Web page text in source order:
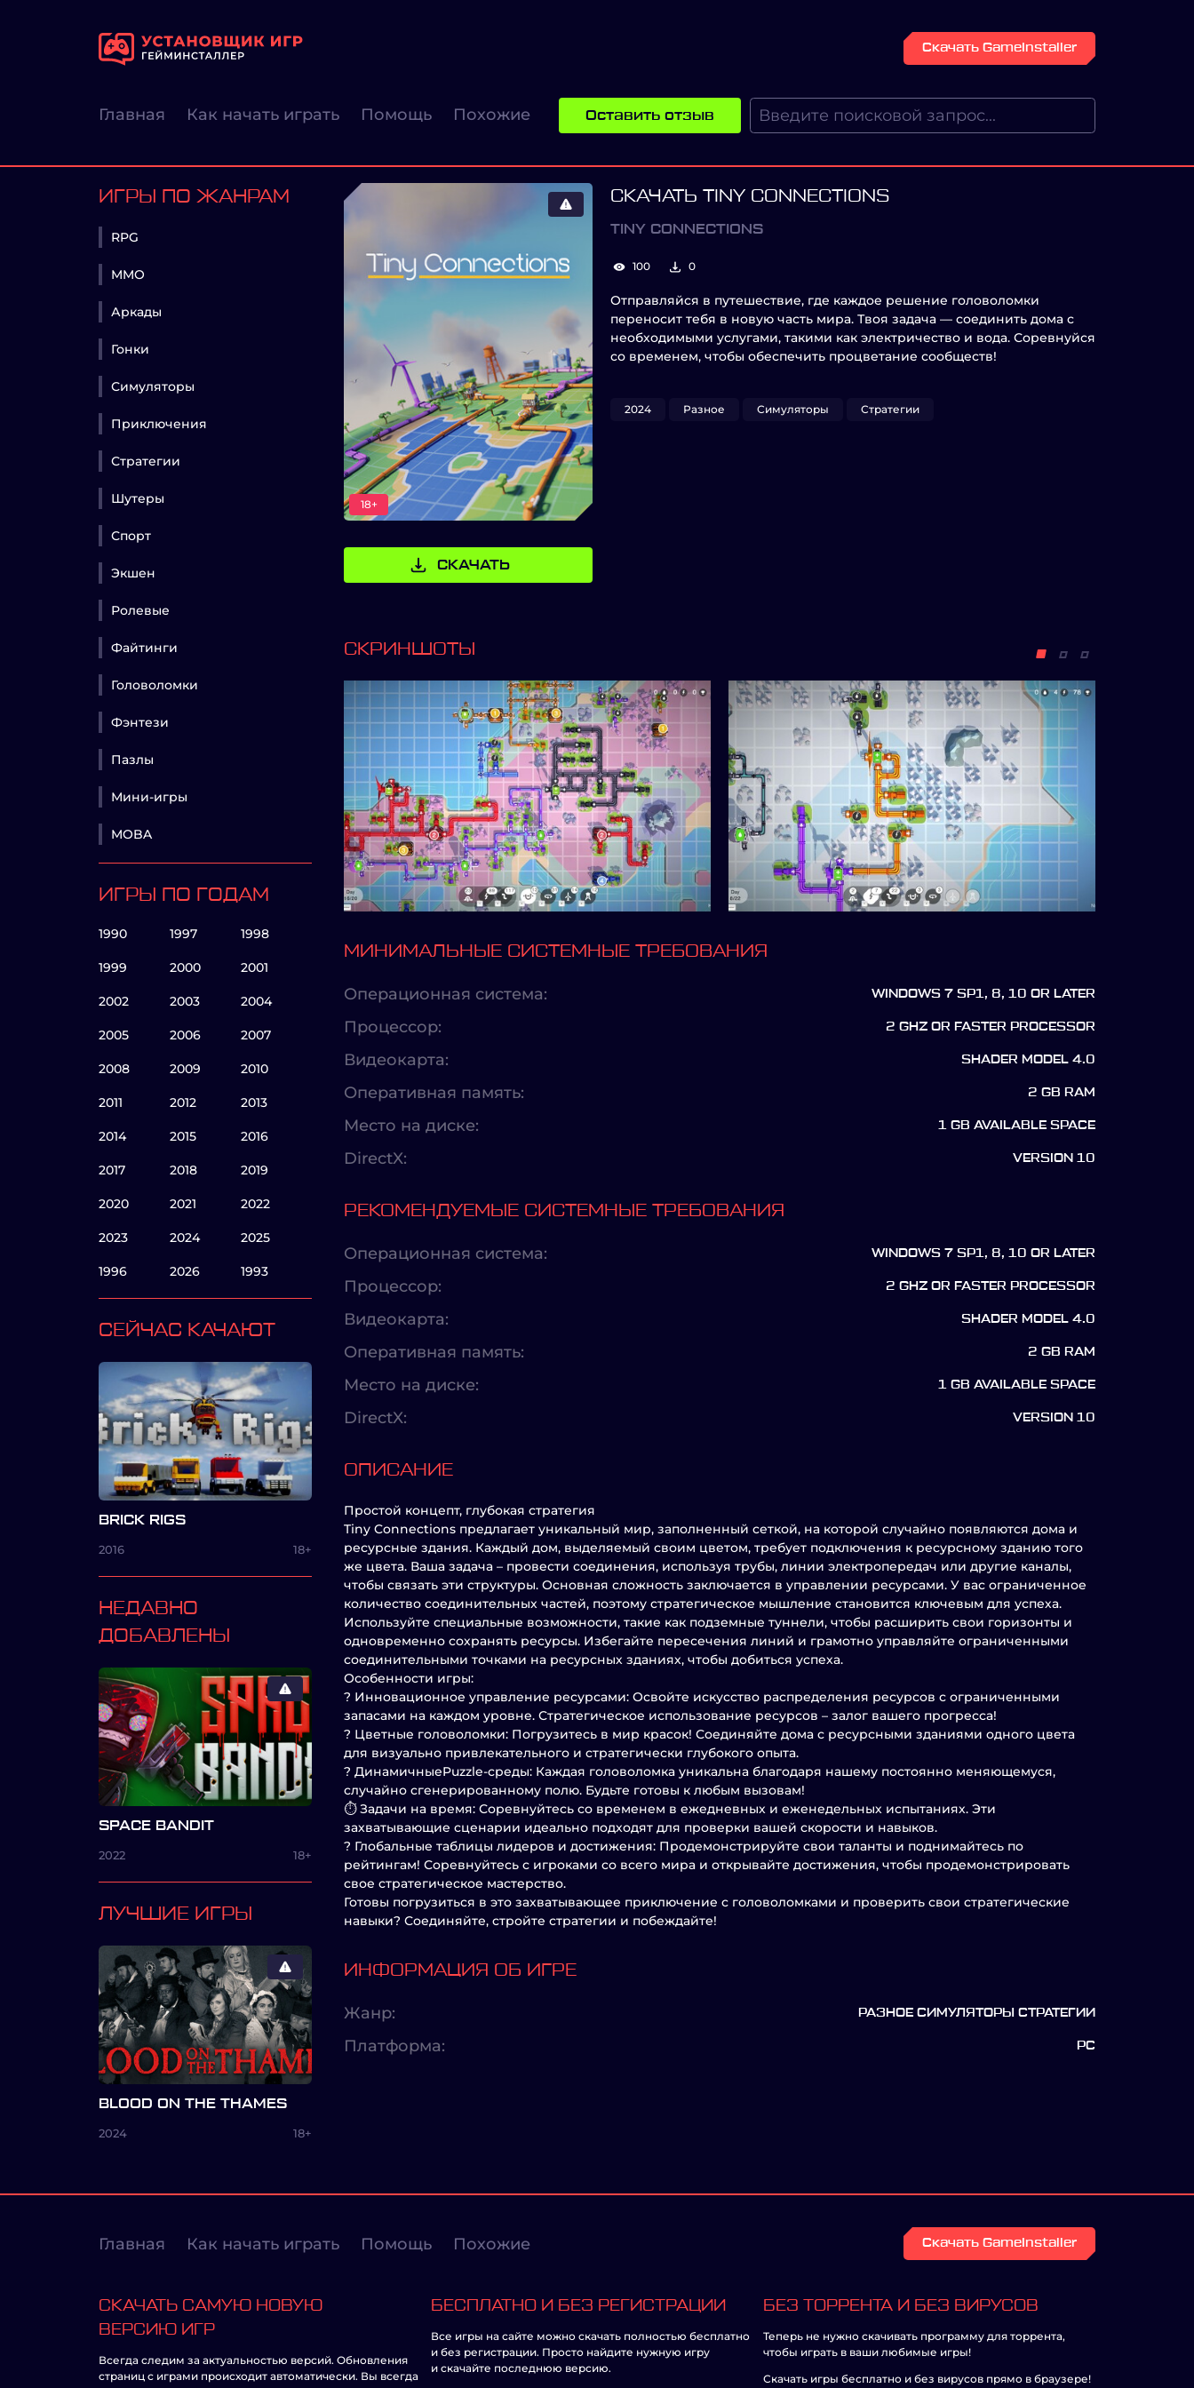
Скачать GameInstaller
Главная Как начать играть Помощь Похожие Оставить отзыв
ИГРЫ ПО ЖАНРАМ
RPG
MMO
Аркады
Гонки
Симуляторы
Приключения
Стратегии
Шутеры
Спорт
Экшен
Ролевые
Файтинги
Головоломки
Фэнтези
Пазлы
Мини-игры
MOBA
ИГРЫ ПО ГОДАМ
1990 1997 1998
1999 2000 2001
2002 2003 2004
2005 2006 2007
2008 2009 2010
2011 2012 2013
2014 2015 2016
2017 2018 2019
2020 2021 2022
2023 2024 2025
1996 2026 1993
СЕЙЧАС КАЧАЮТ
BRICK RIGS
2016 18+
НЕДАВНО
ДОБАВЛЕНЫ
SPACE BANDIT
2022 18+
ЛУЧШИЕ ИГРЫ
BLOOD ON THE THAMES
2024 18+
18+
СКАЧАТЬ
СКАЧАТЬ TINY CONNECTIONS
TINY CONNECTIONS
100 0
Отправляйся в путешествие, где каждое решение головоломки
переносит тебя в новую часть мира. Твоя задача — соединить дома с
необходимыми услугами, такими как электричество и вода. Соревнуйся
со временем, чтобы обеспечить процветание сообществ!
2024 Разное Симуляторы Стратегии
СКРИНШОТЫ
МИНИМАЛЬНЫЕ СИСТЕМНЫЕ ТРЕБОВАНИЯ
Операционная система: WINDOWS 7 SP1, 8, 10 OR LATER
Процессор: 2 GHZ OR FASTER PROCESSOR
Видеокарта: SHADER MODEL 4.0
Оперативная память: 2 GB RAM
Место на диске: 1 GB AVAILABLE SPACE
DirectX: VERSION 10
РЕКОМЕНДУЕМЫЕ СИСТЕМНЫЕ ТРЕБОВАНИЯ
Операционная система: WINDOWS 7 SP1, 8, 10 OR LATER
Процессор: 2 GHZ OR FASTER PROCESSOR
Видеокарта: SHADER MODEL 4.0
Оперативная память: 2 GB RAM
Место на диске: 1 GB AVAILABLE SPACE
DirectX: VERSION 10
ОПИСАНИЕ
Простой концепт, глубокая стратегия
Tiny Connections предлагает уникальный мир, заполненный сеткой, на которой случайно появляются дома и
ресурсные здания. Каждый дом, выделяемый своим цветом, требует подключения к ресурсному зданию того
же цвета. Ваша задача – провести соединения, используя трубы, линии электропередач или другие каналы,
чтобы связать эти структуры. Основная сложность заключается в управлении ресурсами. У вас ограниченное
количество соединительных частей, поэтому стратегическое мышление становится ключевым для успеха.
Используйте специальные возможности, такие как подземные туннели, чтобы расширить свои горизонты и
одновременно сохранять ресурсы. Избегайте пересечения линий и грамотно управляйте ограниченными
соединительными точками на ресурсных зданиях, чтобы добиться успеха.
Особенности игры:
? Инновационное управление ресурсами: Освойте искусство распределения ресурсов с ограниченными
запасами на каждом уровне. Стратегическое использование ресурсов – залог вашего прогресса!
? Цветные головоломки: Погрузитесь в мир красок! Соединяйте дома с ресурсными зданиями одного цвета
для визуально привлекательного и стратегически глубокого опыта.
? ДинамичныеPuzzle-среды: Каждая головоломка уникальна благодаря нашему постоянно меняющемуся,
случайно сгенерированному полю. Будьте готовы к любым вызовам!
⏱ Задачи на время: Соревнуйтесь со временем в ежедневных и еженедельных испытаниях. Эти
захватывающие сценарии идеально подходят для проверки вашей скорости и навыков.
? Глобальные таблицы лидеров и достижения: Продемонстрируйте свои таланты и поднимайтесь по
рейтингам! Соревнуйтесь с игроками со всего мира и открывайте достижения, чтобы продемонстрировать
свое стратегическое мастерство.
Готовы погрузиться в это захватывающее приключение с головоломками и проверить свои стратегические
навыки? Соединяйте, стройте стратегии и побеждайте!
ИНФОРМАЦИЯ ОБ ИГРЕ
Жанр: РАЗНОЕ СИМУЛЯТОРЫ СТРАТЕГИИ
Платформа: PC
Главная Как начать играть Помощь Похожие Скачать GameInstaller
СКАЧАТЬ САМУЮ НОВУЮ
ВЕРСИЮ ИГР
Всегда следим за актуальностью версий. Обновления
страниц с играми происходит автоматически. Вы всегда
БЕСПЛАТНО И БЕЗ РЕГИСТРАЦИИ
Все игры на сайте можно скачать полностью бесплатно
и без регистрации. Просто найдите нужную игру
и скачайте последнюю версию.
БЕЗ ТОРРЕНТА И БЕЗ ВИРУСОВ
Теперь не нужно скачивать программу для торрента,
чтобы играть в ваши любимые игры!
Скачать игры бесплатно и без вирусов прямо в браузере!